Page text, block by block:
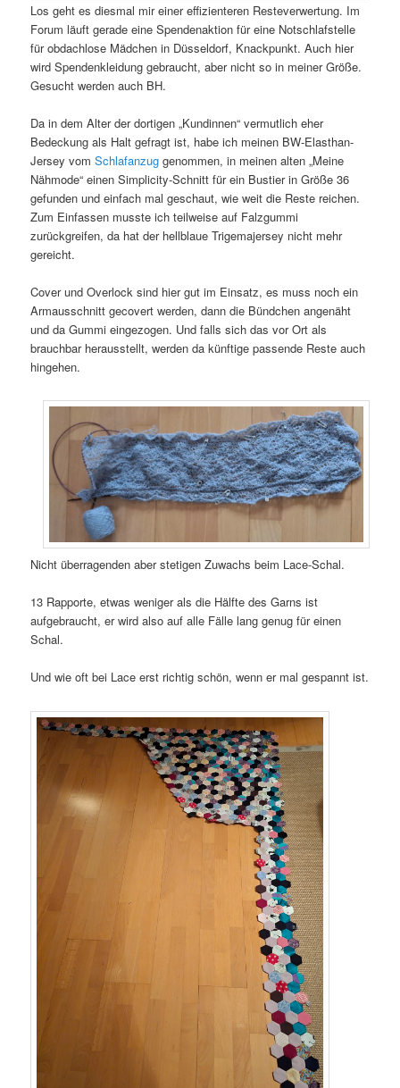
Los geht es diesmal mir einer effizienteren Resteverwertung. Im
Forum läuft gerade eine Spendenaktion für eine Notschlafstelle
für obdachlose Mädchen in Düsseldorf, Knackpunkt. Auch hier
wird Spendenkleidung gebraucht, aber nicht so in meiner Größe.
Gesucht werden auch BH.
Da in dem Alter der dortigen „Kundinnen“ vermutlich eher
Bedeckung als Halt gefragt ist, habe ich meinen BW-Elasthan-
Jersey vomSchlafanzug genommen, in meinen alten „Meine
Nähmode“ einen Simplicity-Schnitt für ein Bustier in Größe 36
gefunden und einfach mal geschaut, wie weit die Reste reichen.
Zum Einfassen musste ich teilweise auf Falzgummi
zurückgreifen, da hat der hellblaue Trigemajersey nicht mehr
gereicht.
Cover und Overlock sind hier gut im Einsatz, es muss noch ein
Armausschnitt gecovert werden, dann die Bündchen angenäht
und da Gummi eingezogen. Und falls sich das vor Ort als
brauchbar herausstellt, werden da künftige passende Reste auch
hingehen.
Nicht überragenden aber stetigen Zuwachs beim Lace-Schal.
13 Rapporte, etwas weniger als die Hälfte des Garns ist
aufgebraucht, er wird also auf alle Fälle lang genug für einen
Schal.
Und wie oft bei Lace erst richtig schön, wenn er mal gespannt ist.